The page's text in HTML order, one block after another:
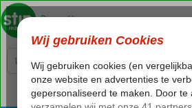
Voelt als